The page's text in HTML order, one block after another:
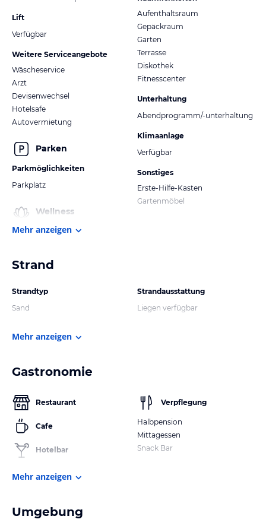
Lift
Verfügbar
Weitere Serviceangebote
Wäscheservice
Arzt
Devisenwechsel
Hotelsafe
Autovermietung
Parken
Parkmöglichkeiten
Parkplatz
Wellness
Aufenthaltsraum
Gepäckraum
Garten
Terrasse
Diskothek
Fitnesscenter
Unterhaltung
Abendprogramm/-unterhaltung
Klimaanlage
Verfügbar
Sonstiges
Erste-Hilfe-Kasten
Gartenmöbel
Mehr anzeigen
Strand
Strandtyp
Sand
Strandausstattung
Liegen verfügbar
Mehr anzeigen
Gastronomie
Restaurant
Cafe
Hotelbar
Verpflegung
Halbpension
Mittagessen
Snack Bar
Mehr anzeigen
Umgebung